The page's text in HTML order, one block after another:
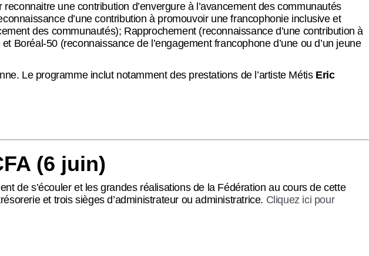
reconnaitre une contribution d’envergure à l’avancement des communautés
d’une contribution à promouvoir une francophonie inclusive et
des communautés); Rapprochement (reconnaissance d’une contribution à
Boréal-50 (reconnaissance de l’engagement francophone d’une ou d’un jeune
Le programme inclut notamment des prestations de l’artiste Métis Eric
(6 juin)
de s’écouler et les grandes réalisations de la Fédération au cours de cette
et trois sièges d’administrateur ou administratrice. Cliquez ici pour